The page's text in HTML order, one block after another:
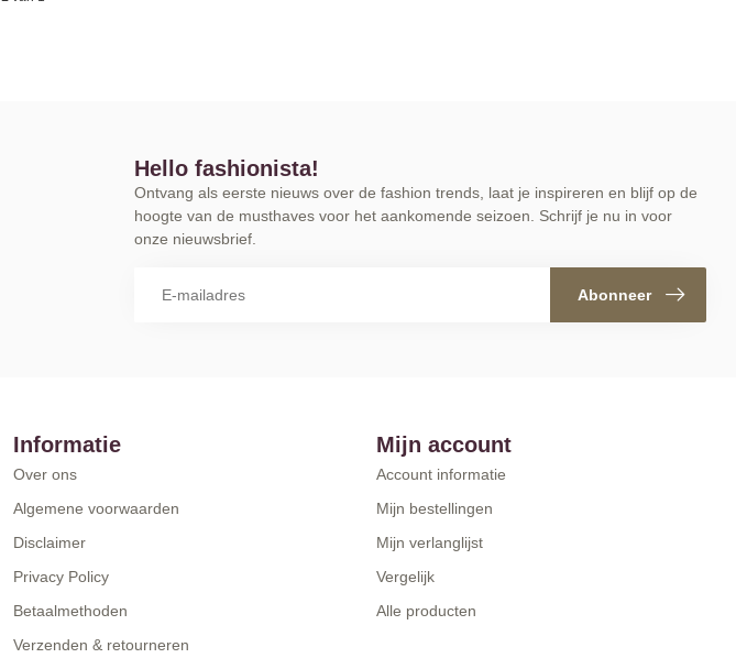
Hello fashionista!
Ontvang als eerste nieuws over de fashion trends, laat je inspireren en blijf op de
hoogte van de musthaves voor het aankomende seizoen. Schrijf je nu in voor
onze nieuwsbrief.
Abonneer
Informatie
Over ons
Algemene voorwaarden
Disclaimer
Privacy Policy
Betaalmethoden
Verzenden & retourneren
Mijn account
Account informatie
Mijn bestellingen
Mijn verlanglijst
Vergelijk
Alle producten